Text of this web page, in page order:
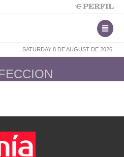
SATURDAY 8 DE AUGUST DE 2026